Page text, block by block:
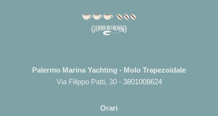
Palermo Marina Yachting - Molo Trapezoidale
Via Filippo Patti, 30 - 3801008624
Orari